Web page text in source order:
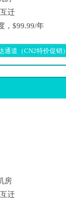
迁
，$99.99/年
通道（CN2特价促销）
房
迁